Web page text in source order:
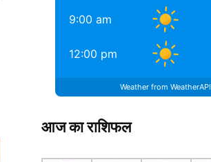
9:00 am
12:00 pm
Weather from WeatherAPI
आज का राशिफल